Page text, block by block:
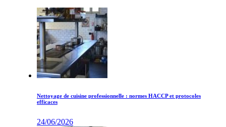
Nettoyage de cuisine professionnelle : normes HACCP et protocoles
efficaces
24/06/2026